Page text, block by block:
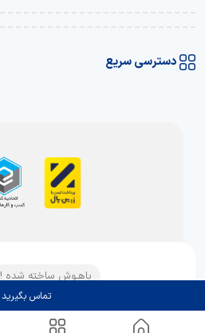
دسترسی سریع
باهـوش ساخته شده !
تماس بگیرید